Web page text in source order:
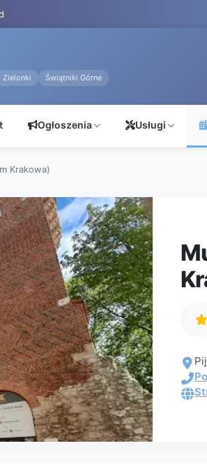
Zielonki Świątniki Górne
Ogłoszenia Usługi
Krakowa)